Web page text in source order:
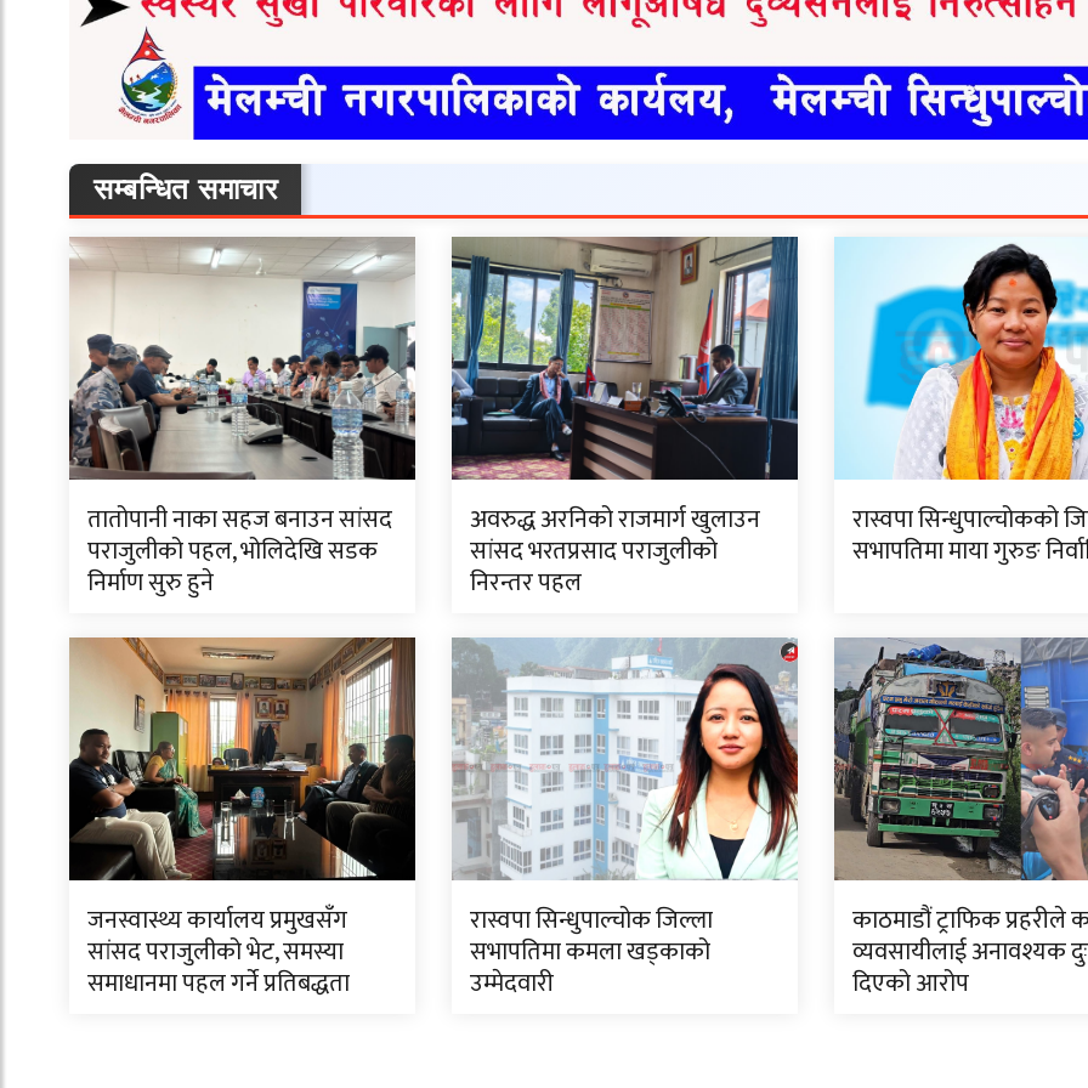
सम्बन्धित समाचार
तातोपानी नाका सहज बनाउन सांसद
पराजुलीको पहल, भोलिदेखि सडक
निर्माण सुरु हुने
अवरुद्ध अरनिको राजमार्ग खुलाउन
सांसद भरतप्रसाद पराजुलीको
निरन्तर पहल
रास्वपा सिन्धुपाल्चोकको
सभापतिमा माया गुरुङ
जनस्वास्थ्य कार्यालय प्रमुखसँग
सांसद पराजुलीको भेट, समस्या
समाधानमा पहल गर्ने प्रतिबद्धता
रास्वपा सिन्धुपाल्चोक जिल्ला
सभापतिमा कमला खड्काको
उम्मेदवारी
काठमाडौं ट्राफिक प्रहरीले
व्यवसायीलाई अनावश्यक
दिएको आरोप